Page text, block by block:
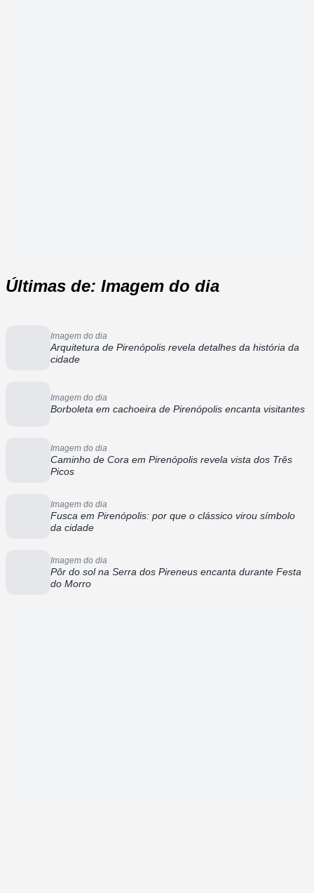
Últimas de: Imagem do dia
Imagem do dia
Arquitetura de Pirenópolis revela detalhes da história da
cidade
Imagem do dia
Borboleta em cachoeira de Pirenópolis encanta visitantes
Imagem do dia
Caminho de Cora em Pirenópolis revela vista dos Três
Picos
Imagem do dia
Fusca em Pirenópolis: por que o clássico virou símbolo
da cidade
Imagem do dia
Pôr do sol na Serra dos Pireneus encanta durante Festa
do Morro